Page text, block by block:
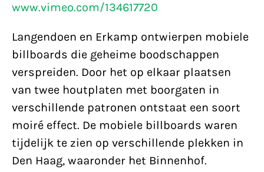
www.vimeo.com/134617720
Langendoen en Erkamp ontwierpen mobiele
billboards die geheime boodschappen
verspreiden. Door het op elkaar plaatsen
van twee houtplaten met boorgaten in
verschillende patronen ontstaat een soort
moiré effect. De mobiele billboards waren
tijdelijk te zien op verschillende plekken in
Den Haag, waaronder het Binnenhof.